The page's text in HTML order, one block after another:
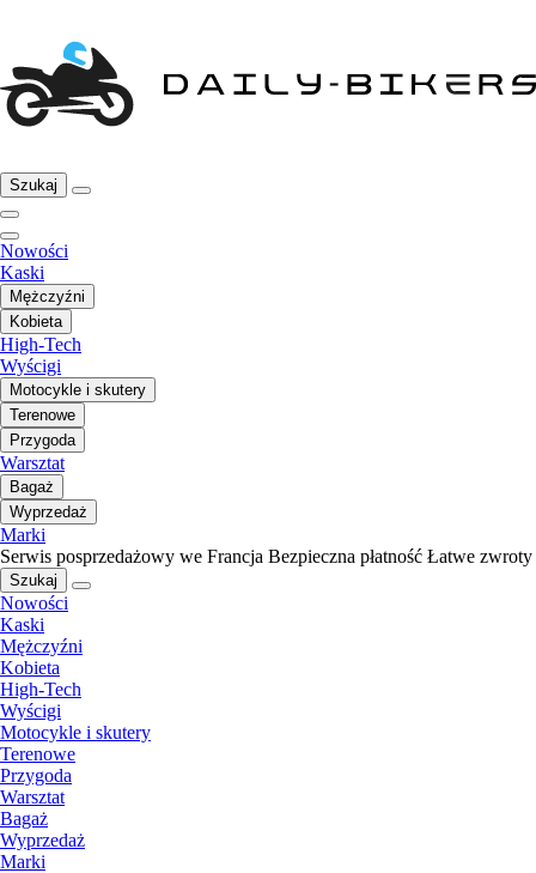
Szukaj
Nowości
Kaski
Mężczyźni
Kobieta
High-Tech
Wyścigi
Motocykle i skutery
Terenowe
Przygoda
Warsztat
Bagaż
Wyprzedaż
Marki
Serwis posprzedażowy we Francja Bezpieczna płatność Łatwe zwroty
Szukaj
Nowości
Kaski
Mężczyźni
Kobieta
High-Tech
Wyścigi
Motocykle i skutery
Terenowe
Przygoda
Warsztat
Bagaż
Wyprzedaż
Marki